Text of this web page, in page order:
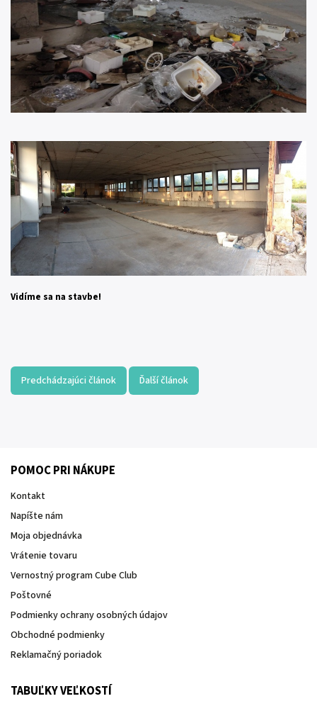
Vidíme sa na stavbe!
Predchádzajúci článok Ďalší článok
POMOC PRI NÁKUPE
Kontakt
Napíšte nám
Moja objednávka
Vrátenie tovaru
Vernostný program Cube Club
Poštovné
Podmienky ochrany osobných údajov
Obchodné podmienky
Reklamačný poriadok
TABUĽKY VEĽKOSTÍ